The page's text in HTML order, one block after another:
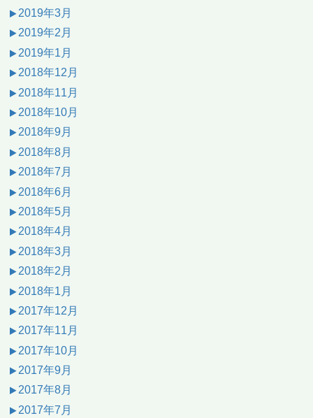
2019年3月
2019年2月
2019年1月
2018年12月
2018年11月
2018年10月
2018年9月
2018年8月
2018年7月
2018年6月
2018年5月
2018年4月
2018年3月
2018年2月
2018年1月
2017年12月
2017年11月
2017年10月
2017年9月
2017年8月
2017年7月